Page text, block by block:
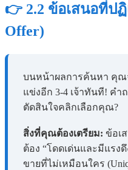
👉 2.2 ข้อเสนอที่ป
Offer)
บนหน้าผลการค้นหา คุณ
แข่งอีก 3-4 เจ้าทันที! ค
ตัดสินใจคลิกเลือกคุณ?
สิ่งที่คุณต้องเตรียม: ข้อเ
ต้อง “โดดเด่นและมีแร
ขายที่ไม่เหมือนใคร